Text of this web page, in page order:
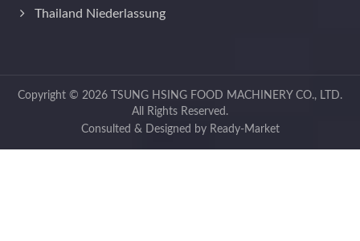
Thailand Niederlassung
Copyright © 2026
TSUNG HSING FOOD MACHINERY CO., LTD.
All Rights Reserved.
Consulted & Designed by Ready-Market